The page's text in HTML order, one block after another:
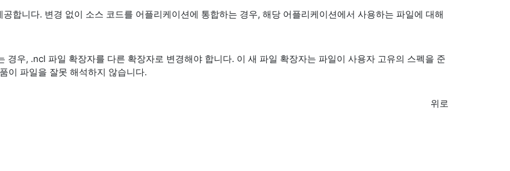
합니다. 변경 없이 소스 코드를 어플리케이션에 통합하는 경우, 해당 어플리케이션에서 사용하는 파일에 대해
우, .ncl 파일 확장자를 다른 확장자로 변경해야 합니다. 이 새 파일 확장자는 파일이 사용자 고유의 스펙을 준
이 파일을 잘못 해석하지 않습니다.
위로